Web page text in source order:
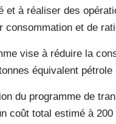
et à réaliser des
consommation et de
vise à réduire la
équivalent
du programme de
coût total estimé à